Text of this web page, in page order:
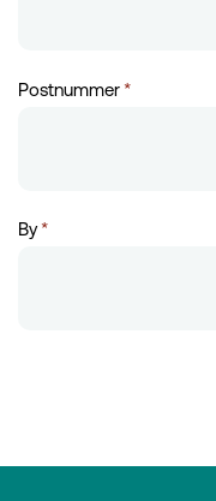
Postnummer*
By*